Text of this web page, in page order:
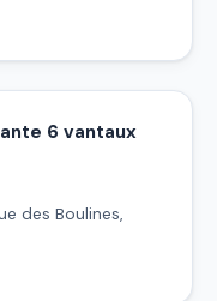
6 vantaux
des Boulines,